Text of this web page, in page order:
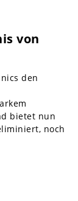
von
den
bietet nun
noch